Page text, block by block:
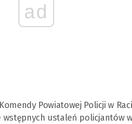
ad
Powiatowej Policji w
ustaleń policjantów